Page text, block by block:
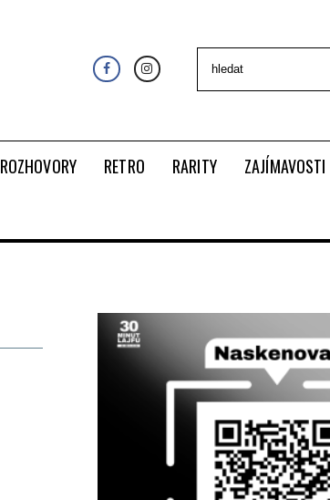
ROZHOVORY RETRO RARITY
ZAJÍMAVOSTI